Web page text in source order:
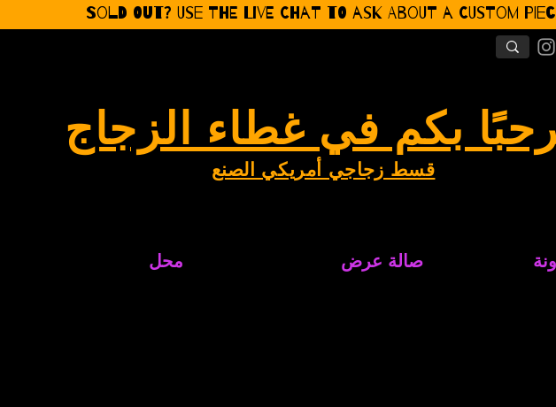
Sold Out? Use the Live CHat to ask about a Custom
بكم في غطاء الزجاج
قسط زجاجي أمريكي الصنع
محل صالة عرض